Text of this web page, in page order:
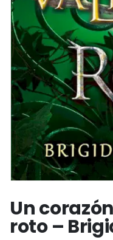
Un
roto –